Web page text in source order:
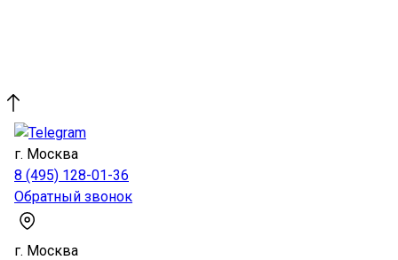
г. Москва
8 (495) 128-01-36
Обратный звонок
г. Москва